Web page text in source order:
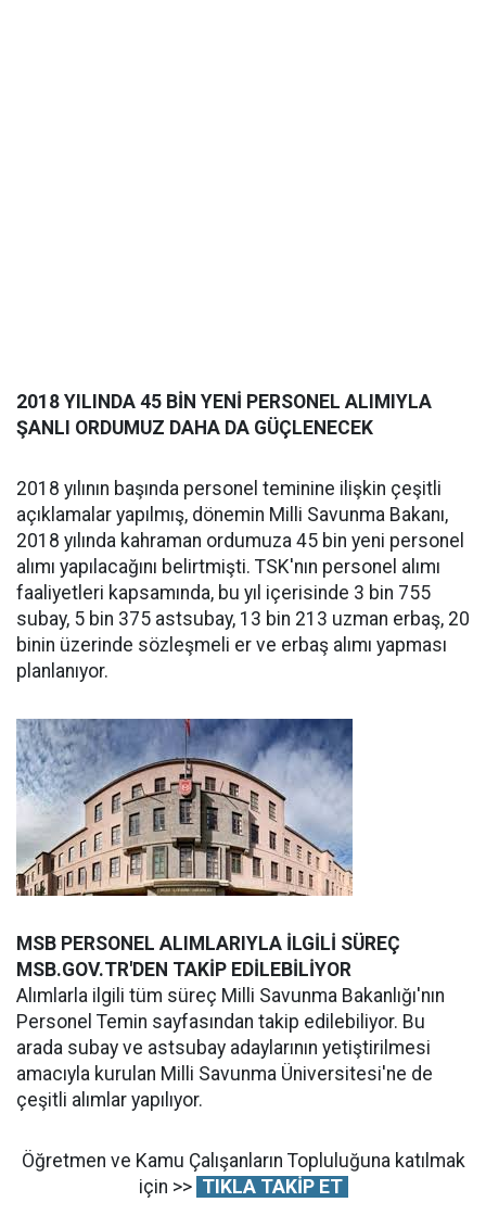
2018 YILINDA 45 BİN YENİ PERSONEL ALIMIYLA
ŞANLI ORDUMUZ DAHA DA GÜÇLENECEK
2018 yılının başında personel teminine ilişkin çeşitli
açıklamalar yapılmış, dönemin Milli Savunma Bakanı,
2018 yılında kahraman ordumuza 45 bin yeni personel
alımı yapılacağını belirtmişti. TSK'nın personel alımı
faaliyetleri kapsamında, bu yıl içerisinde 3 bin 755
subay, 5 bin 375 astsubay, 13 bin 213 uzman erbaş, 20
binin üzerinde sözleşmeli er ve erbaş alımı yapması
planlanıyor.
MSB PERSONEL ALIMLARIYLA İLGİLİ SÜREÇ
MSB.GOV.TR'DEN TAKİP EDİLEBİLİYOR
Alımlarla ilgili tüm süreç Milli Savunma Bakanlığı'nın
Personel Temin sayfasından takip edilebiliyor. Bu
arada subay ve astsubay adaylarının yetiştirilmesi
amacıyla kurulan Milli Savunma Üniversitesi'ne de
çeşitli alımlar yapılıyor.
Öğretmen ve Kamu Çalışanların Topluluğuna katılmak
için >> TIKLA TAKİP ET